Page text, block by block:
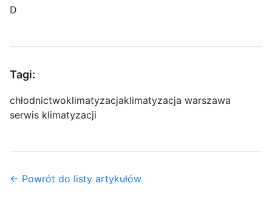
D
Tagi:
chłodnictwoklimatyzacjaklimatyzacja warszawa
serwis klimatyzacji
← Powrót do listy artykułów